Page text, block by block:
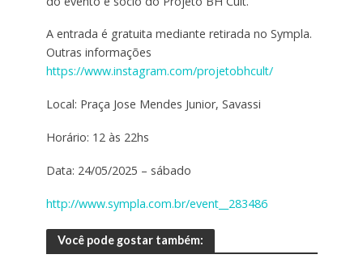
A entrada é gratuita mediante retirada no Sympla.
Outras informações
https://www.instagram.com/projetobhcult/
Local: Praça Jose Mendes Junior, Savassi
Horário: 12 às 22hs
Data: 24/05/2025 – sábado
http://www.sympla.com.br/event__283486
Você pode gostar também: